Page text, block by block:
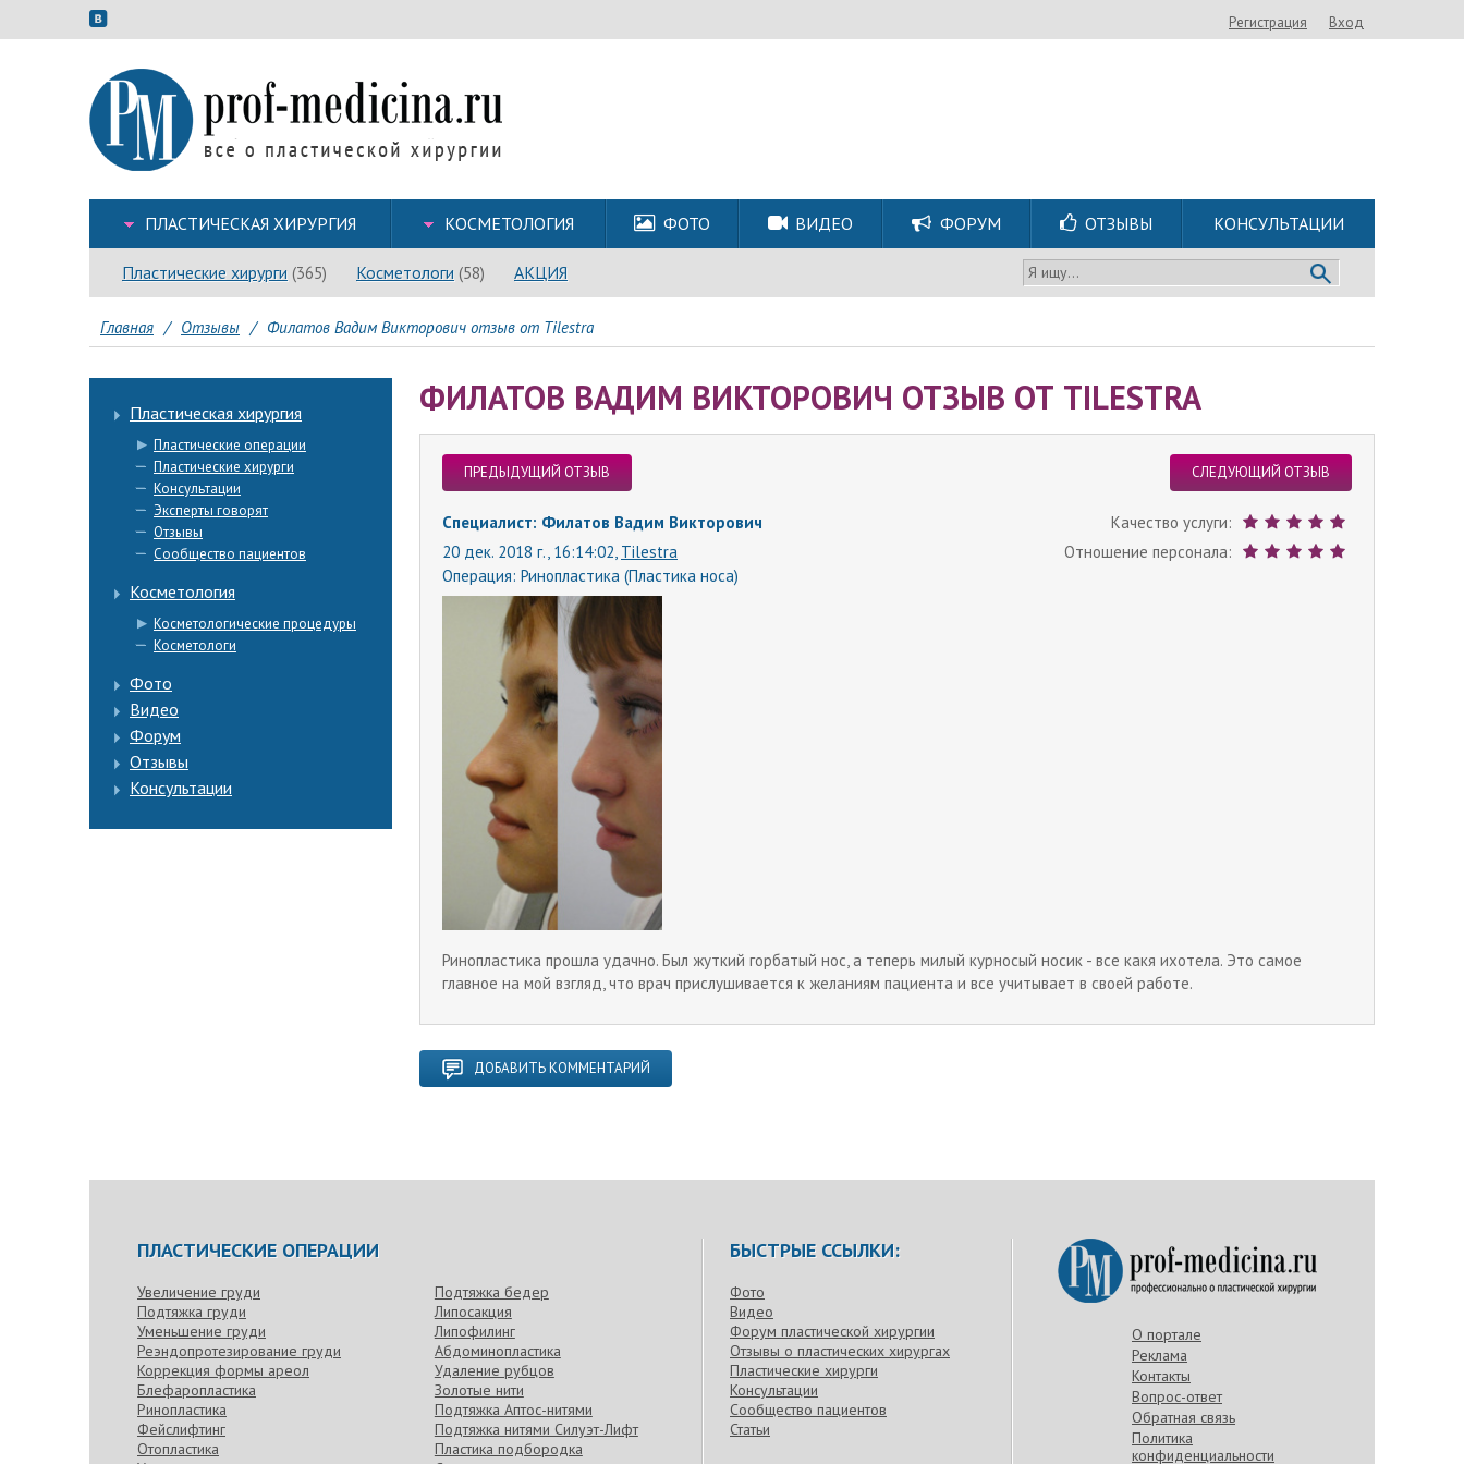
Регистрация Вход
ПЛАСТИЧЕСКАЯ ХИРУРГИЯ КОСМЕТОЛОГИЯ ФОТО ВИДЕО ФОРУМ ОТЗЫВЫ КОНСУЛЬТАЦИИ
Пластические хирурги (365) Косметологи (58) АКЦИЯ Я ищу...
Главная / Отзывы / Филатов Вадим Викторович отзыв от Tilestra
Пластическая хирургия
Пластические операции
Пластические хирурги
Консультации
Эксперты говорят
Отзывы
Сообщество пациентов
Косметология
Косметологические процедуры
Косметологи
Фото
Видео
Форум
Отзывы
Консультации
ФИЛАТОВ ВАДИМ ВИКТОРОВИЧ ОТЗЫВ ОТ TILESTRA
ПРЕДЫДУЩИЙ ОТЗЫВ СЛЕДУЮЩИЙ ОТЗЫВ
Качество услуги:
Отношение персонала:
Специалист: Филатов Вадим Викторович
20 дек. 2018 г., 16:14:02, Tilestra
Операция: Ринопластика (Пластика носа)
Ринопластика прошла удачно. Был жуткий горбатый нос, а теперь милый курносый носик - все какя ихотела. Это самое
главное на мой взгляд, что врач прислушивается к желаниям пациента и все учитывает в своей работе.
ДОБАВИТЬ КОММЕНТАРИЙ
ПЛАСТИЧЕСКИЕ ОПЕРАЦИИ
Увеличение груди
Подтяжка груди
Уменьшение груди
Реэндопротезирование груди
Коррекция формы ареол
Блефаропластика
Ринопластика
Фейслифтинг
Отопластика
Подтяжка бедер
Липосакция
Липофилинг
Абдоминопластика
Удаление рубцов
Золотые нити
Подтяжка Аптос-нитями
Подтяжка нитями Силуэт-Лифт
Пластика подбородка
БЫСТРЫЕ ССЫЛКИ:
Фото
Видео
Форум пластической хирургии
Отзывы о пластических хирургах
Пластические хирурги
Консультации
Сообщество пациентов
Статьи
О портале
Реклама
Контакты
Вопрос-ответ
Обратная связь
Политика
конфиденциальности